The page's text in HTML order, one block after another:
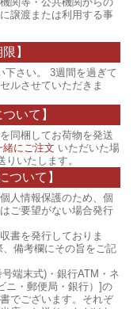
譲渡または利用する事
】
下さい。 3週間を過ぎて
ルさせていただきま
いて】
同梱してお荷物を発送
にご注文 いただいた場
りいたします。
ついて】
人情報保護のため、個
ご要望がない場合発行
書を発行しておりま
備考欄にその旨をご記
端末式)・銀行ATM・ネ
ニ・郵便局・銀行）]の
でございます。それぞ